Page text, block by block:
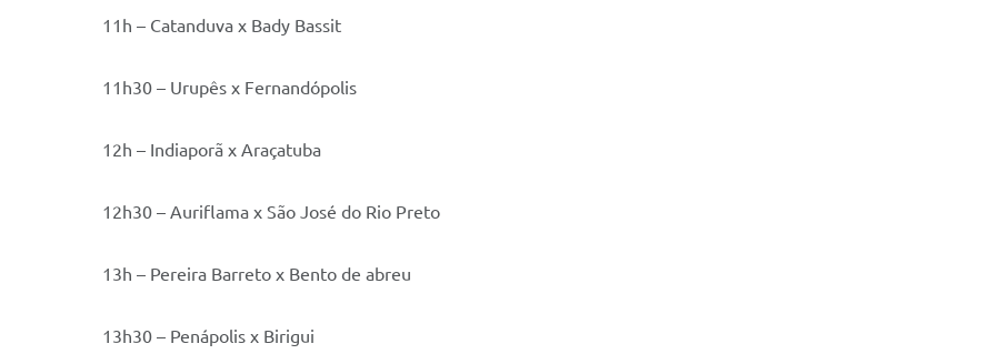
11h – Catanduva x Bady Bassit
11h30 – Urupês x Fernandópolis
12h – Indiaporã x Araçatuba
12h30 – Auriflama x São José do Rio Preto
13h – Pereira Barreto x Bento de abreu
13h30 – Penápolis x Birigui